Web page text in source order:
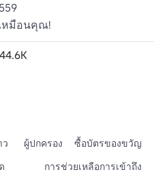
หมือนคุณ!
44.6K
ว ผู้ปกครอง
ซื้อบัตรของขวัญ
การช่วยเหลือการเข้าถึง